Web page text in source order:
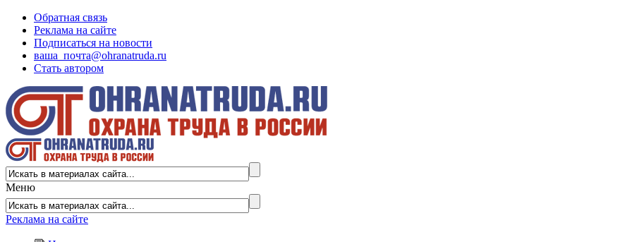
Обратная связь
Реклама на сайте
Подписаться на новости
ваша_почта@ohranatruda.ru
Стать автором
Меню
Реклама на сайте